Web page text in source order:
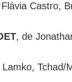
Castro,
, de
Tchad/